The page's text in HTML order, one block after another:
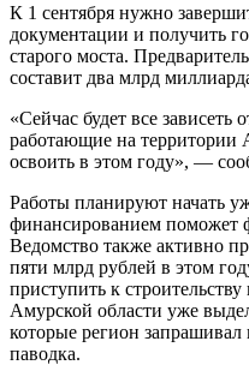
К 1 сентября нужно
документации и получить
старого моста.
составит два млрд
«Сейчас будет все зависеть
работающие на территории
освоить в этом году», —
Работы планируют начать
финансированием поможет
Ведомство также активно
пяти млрд рублей в этом
приступить к
Амурской области уже
которые регион запрашивал
паводка.